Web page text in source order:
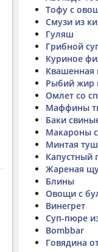
Тофу с
Смузи из
Гуляш
Грибной
Куриное
Квашенная
Рыбий жир
Омлет со
Маффины
Баки
Макароны
Минтая
Капустный
Жареная
Блины
Овощи с
Винегрет
Суп-пюре
Bombbar
Говядина